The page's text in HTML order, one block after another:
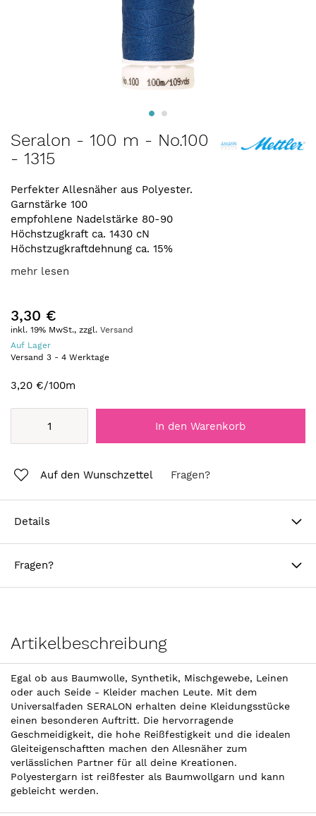
Anfang
der
springen
Seralon - 100 m - No.100
- 1315
Perfekter Allesnäher aus Polyester.
Garnstärke 100
empfohlene Nadelstärke 80-90
Höchstzugkraft ca. 1430 cN
Höchstzugkraftdehnung ca. 15%
mehr lesen
3,30 €
inkl. 19% MwSt., zzgl. Versand
Auf Lager
Versand 3 - 4 Werktage
3,20 €/100m
In den Warenkorb
Auf den Wunschzettel Fragen?
Details
Fragen?
Artikelbeschreibung
Egal ob aus Baumwolle, Synthetik, Mischgewebe, Leinen
oder auch Seide - Kleider machen Leute. Mit dem
Universalfaden SERALON erhalten deine Kleidungsstücke
einen besonderen Auftritt. Die hervorragende
Geschmeidigkeit, die hohe Reißfestigkeit und die idealen
Gleiteigenschaftten machen den Allesnäher zum
verlässlichen Partner für all deine Kreationen.
Polyestergarn ist reißfester als Baumwollgarn und kann
gebleicht werden.